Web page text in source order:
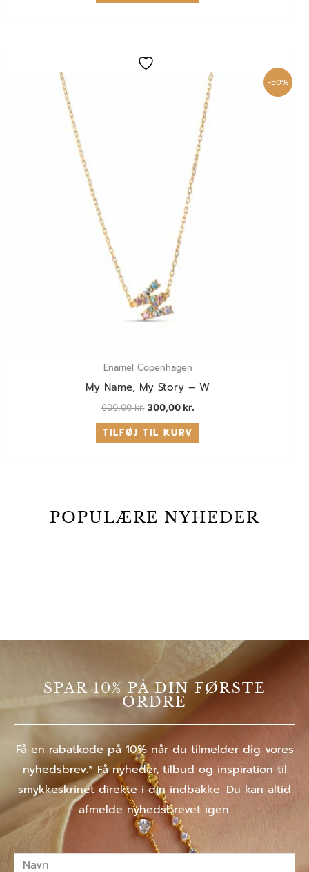
-50%
Enamel Copenhagen
My Name, My Story – W
600,00kr.
oprindelige
300,00kr.
pris
300,00 kr..
TILFØJ TIL KURV
POPULÆRE NYHEDER
SPAR 10% PÅ DIN FØRSTE
ORDRE
Få en rabatkode på 10% når du tilmelder dig vores
nyhedsbrev.* Få nyheder, tilbud og inspiration til
smykkeskrinet direkte i din indbakke. Du kan altid
afmelde nyhedsbrevet igen.
Navn